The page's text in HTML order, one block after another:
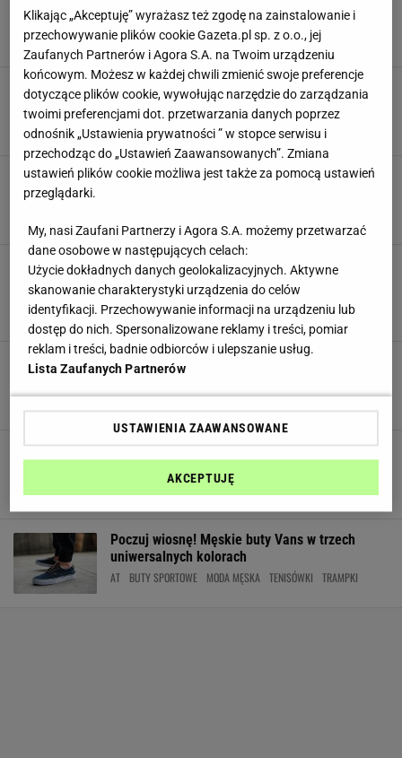
suszonych moreli. Potrawa kusi nie tylko
smakiem, ale też wyglądem
MATERIAŁ PROMOCYJNY PR
Niezbędnik rowerzysty. 3 rzeczy, które
przydadzą się podczas wycieczki
AKCESORIA ROWEROWE ROWER WIOSNA
Lekkie buty outdoorowe marki Salomon idealne
Sneakersy New Balance w trzech najbardziej
pożądanych kolorach sezonu
BUTY SPORTOWE MODA MĘSKA NEW BALANCE
SNEAKERSY
WIOSNA
Aktywna wiosna! Plecaki trekkingowe na
krótsze i dłuższe wycieczki
PLECAKI TREKKING WIOSNA
Profesjonalne buty do biegania dla
Poczuj wiosnę! Męskie buty Vans w trzech
uniwersalnych kolorach
AT BUTY SPORTOWE MODA MĘSKA TENISÓWKI TRAMPKI
Klikając „Akceptuję” wyrażasz też zgodę na zainstalowanie i
przechowywanie plików cookie Gazeta.pl sp. z o.o., jej
Zaufanych Partnerów i Agora S.A. na Twoim urządzeniu
końcowym. Możesz w każdej chwili zmienić swoje preferencje
dotyczące plików cookie, wywołując narzędzie do zarządzania
twoimi preferencjami dot. przetwarzania danych poprzez
odnośnik „Ustawienia prywatności ” w stopce serwisu i
przechodząc do „Ustawień Zaawansowanych”. Zmiana
ustawień plików cookie możliwa jest także za pomocą ustawień
przeglądarki.
My, nasi Zaufani Partnerzy i Agora S.A. możemy przetwarzać
dane osobowe w następujących celach:
Użycie dokładnych danych geolokalizacyjnych. Aktywne
skanowanie charakterystyki urządzenia do celów
identyfikacji. Przechowywanie informacji na urządzeniu lub
dostęp do nich. Spersonalizowane reklamy i treści, pomiar
reklam i treści, badnie odbiorców i ulepszanie usług.
Lista Zaufanych Partnerów
USTAWIENIA ZAAWANSOWANE
AKCEPTUJĘ